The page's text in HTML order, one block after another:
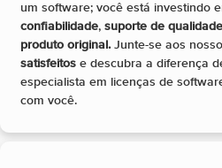
um software; você está investindo
confiabilidade, suporte de qualidade
produto original.Junte-se aos
satisfeitos e descubra a diferença
especialista em licenças de
com você.